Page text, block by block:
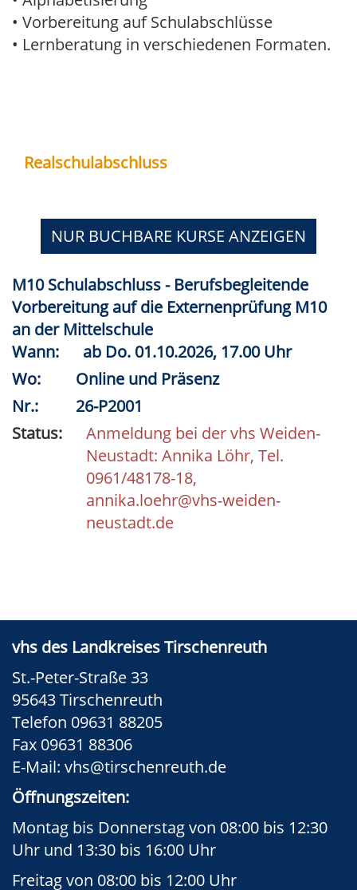
• Vorbereitung auf Schulabschlüsse
• Lernberatung in verschiedenen Formaten.
Realschulabschluss
NUR BUCHBARE KURSE ANZEIGEN
M10 Schulabschluss - Berufsbegleitende
Vorbereitung auf die Externenprüfung M10
an der Mittelschule
Wann:
ab Do. 01.10.2026, 17.00 Uhr
Wo:
Online und Präsenz
Nr.:
26-P2001
Status:
Anmeldung bei der vhs Weiden-
Neustadt: Annika Löhr, Tel.
0961/48178-18,
annika.loehr@vhs-weiden-
neustadt.de
vhs des Landkreises Tirschenreuth
St.-Peter-Straße 33
95643 Tirschenreuth
Telefon 09631 88205
Fax 09631 88306
E-Mail: vhs@tirschenreuth.de
Öffnungszeiten:
Montag bis Donnerstag von 08:00 bis 12:30
Uhr und 13:30 bis 16:00 Uhr
Freitag von 08:00 bis 12:00 Uhr